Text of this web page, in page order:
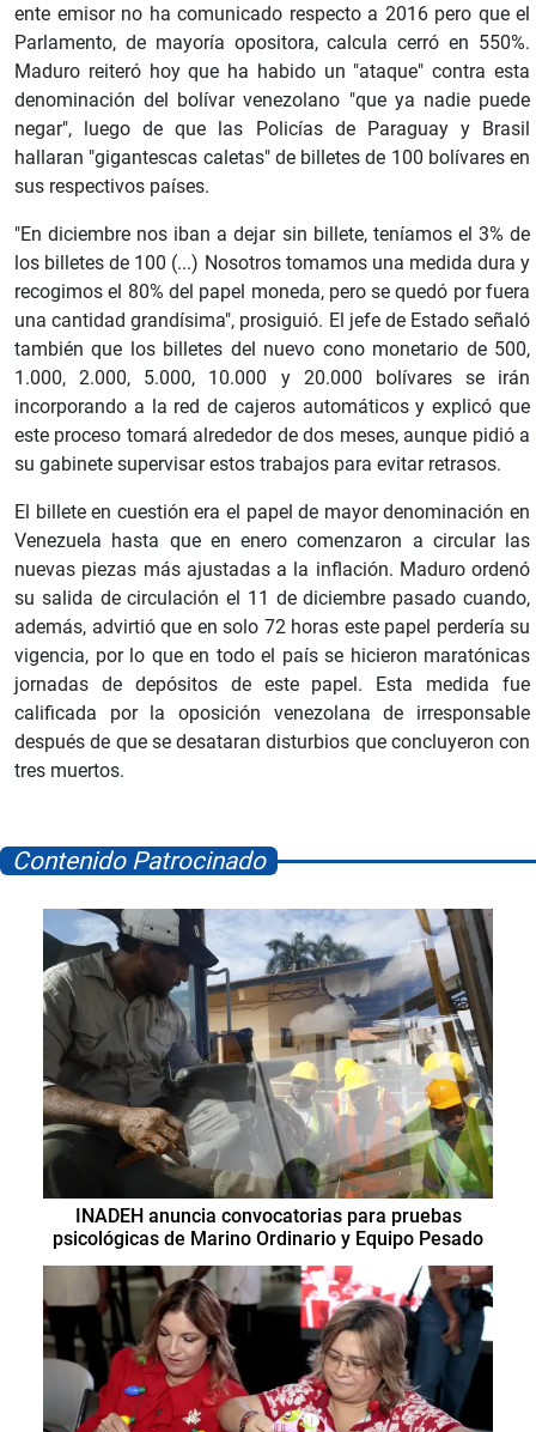
ente emisor no ha comunicado respecto a 2016 pero que el
Parlamento, de mayoría opositora, calcula cerró en 550%.
Maduro reiteró hoy que ha habido un "ataque" contra esta
denominación del bolívar venezolano "que ya nadie puede
negar", luego de que las Policías de Paraguay y Brasil
hallaran "gigantescas caletas" de billetes de 100 bolívares en
sus respectivos países.
"En diciembre nos iban a dejar sin billete, teníamos el 3% de
los billetes de 100 (...) Nosotros tomamos una medida dura y
recogimos el 80% del papel moneda, pero se quedó por fuera
una cantidad grandísima", prosiguió. El jefe de Estado señaló
también que los billetes del nuevo cono monetario de 500,
1.000, 2.000, 5.000, 10.000 y 20.000 bolívares se irán
incorporando a la red de cajeros automáticos y explicó que
este proceso tomará alrededor de dos meses, aunque pidió a
su gabinete supervisar estos trabajos para evitar retrasos.
El billete en cuestión era el papel de mayor denominación en
Venezuela hasta que en enero comenzaron a circular las
nuevas piezas más ajustadas a la inflación. Maduro ordenó
su salida de circulación el 11 de diciembre pasado cuando,
además, advirtió que en solo 72 horas este papel perdería su
vigencia, por lo que en todo el país se hicieron maratónicas
jornadas de depósitos de este papel. Esta medida fue
calificada por la oposición venezolana de irresponsable
después de que se desataran disturbios que concluyeron con
tres muertos.
Contenido Patrocinado
INADEH anuncia convocatorias para pruebas
psicológicas de Marino Ordinario y Equipo Pesado